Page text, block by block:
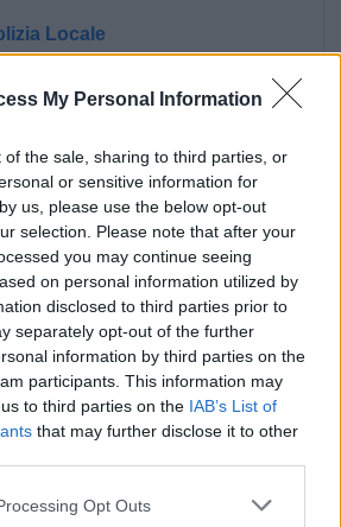
My Personal Information
of the sale, sharing to third parties, or
or sensitive information for
us, please use the below opt-out
selection. Please note that after your
you may continue seeing
on personal information utilized by
disclosed to third parties prior to
separately opt-out of the further
information by third parties on the
participants. This information may
to third parties on the IAB’s List of
that may further disclose it to other
Opt Outs
Locale
e rifiuti
illuminazione